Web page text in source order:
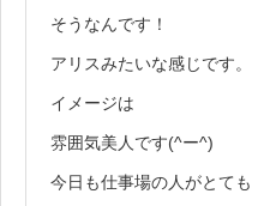
そうなんです！
アリスみたいな感じです。
イメージは
雰囲気美人です(^ー^)
今日も仕事場の人がとても